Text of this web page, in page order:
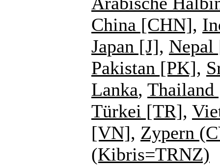
China [CHN],
Japan [J],
Pakistan [PK],
Lanka,
Türkei [TR],
[VN], Zypern
(Kibris=TRNZ)